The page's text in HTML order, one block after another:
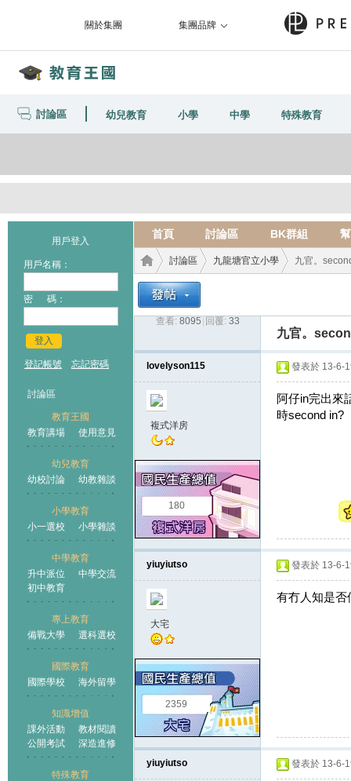
關於集團 集團品牌
討論區 幼兒教育 小學 中學 特殊教育
用戶登入
用戶名稱：
密 碼：
登入
登記帳號 忘記密碼
討論區
教育王國
教育講場
使用意見
幼兒教育
幼校討論
幼教雜談
小學教育
小一選校
小學雜談
中學教育
升中派位
中學交流
初中教育
專上教育
備戰大學
選科選校
國際教育
國際學校
海外留學
知識增值
課外活動
教材閱讀
公開考試
深造進修
特殊教育
首頁 討論區 BK群組
王國
›
討論區
›
九龍塘官立小學
›
九官。
查看: 8095 回覆: 33
九官。
lovelyson115
複式洋房
180
發表於 13-6-
阿仔in完出來
時second in?
yiuyiutso
大宅
2359
發表於 13-6-
有冇人知是否
yiuyiutso 發表於 13-6-